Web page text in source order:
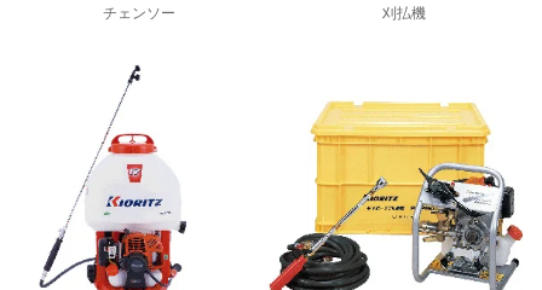
チェンソー 刈払機